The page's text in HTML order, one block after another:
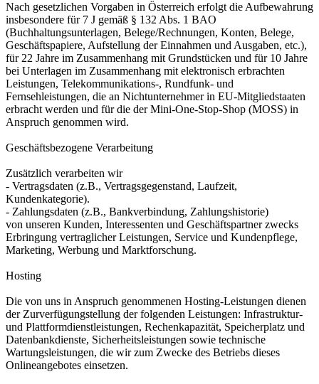
Nach gesetzlichen Vorgaben in Österreich erfolgt die Aufbewahrung
insbesondere für 7 J gemäß § 132 Abs. 1 BAO
(Buchhaltungsunterlagen, Belege/Rechnungen, Konten, Belege,
Geschäftspapiere, Aufstellung der Einnahmen und Ausgaben, etc.),
für 22 Jahre im Zusammenhang mit Grundstücken und für 10 Jahre
bei Unterlagen im Zusammenhang mit elektronisch erbrachten
Leistungen, Telekommunikations-, Rundfunk- und
Fernsehleistungen, die an Nichtunternehmer in EU-Mitgliedstaaten
erbracht werden und für die der Mini-One-Stop-Shop (MOSS) in
Anspruch genommen wird.
Geschäftsbezogene Verarbeitung
Zusätzlich verarbeiten wir
- Vertragsdaten (z.B., Vertragsgegenstand, Laufzeit,
Kundenkategorie).
- Zahlungsdaten (z.B., Bankverbindung, Zahlungshistorie)
von unseren Kunden, Interessenten und Geschäftspartner zwecks
Erbringung vertraglicher Leistungen, Service und Kundenpflege,
Marketing, Werbung und Marktforschung.
Hosting
Die von uns in Anspruch genommenen Hosting-Leistungen dienen
der Zurverfügungstellung der folgenden Leistungen: Infrastruktur-
und Plattformdienstleistungen, Rechenkapazität, Speicherplatz und
Datenbankdienste, Sicherheitsleistungen sowie technische
Wartungsleistungen, die wir zum Zwecke des Betriebs dieses
Onlineangebotes einsetzen.